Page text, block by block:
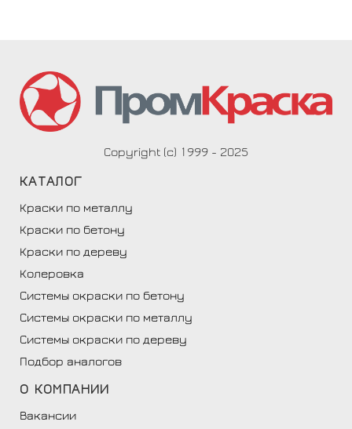
Copyright (c) 1999 - 2025
КАТАЛОГ
Краски по металлу
Краски по бетону
Краски по дереву
Колеровка
Системы окраски по бетону
Системы окраски по металлу
Системы окраски по дереву
Подбор аналогов
О КОМПАНИИ
Вакансии